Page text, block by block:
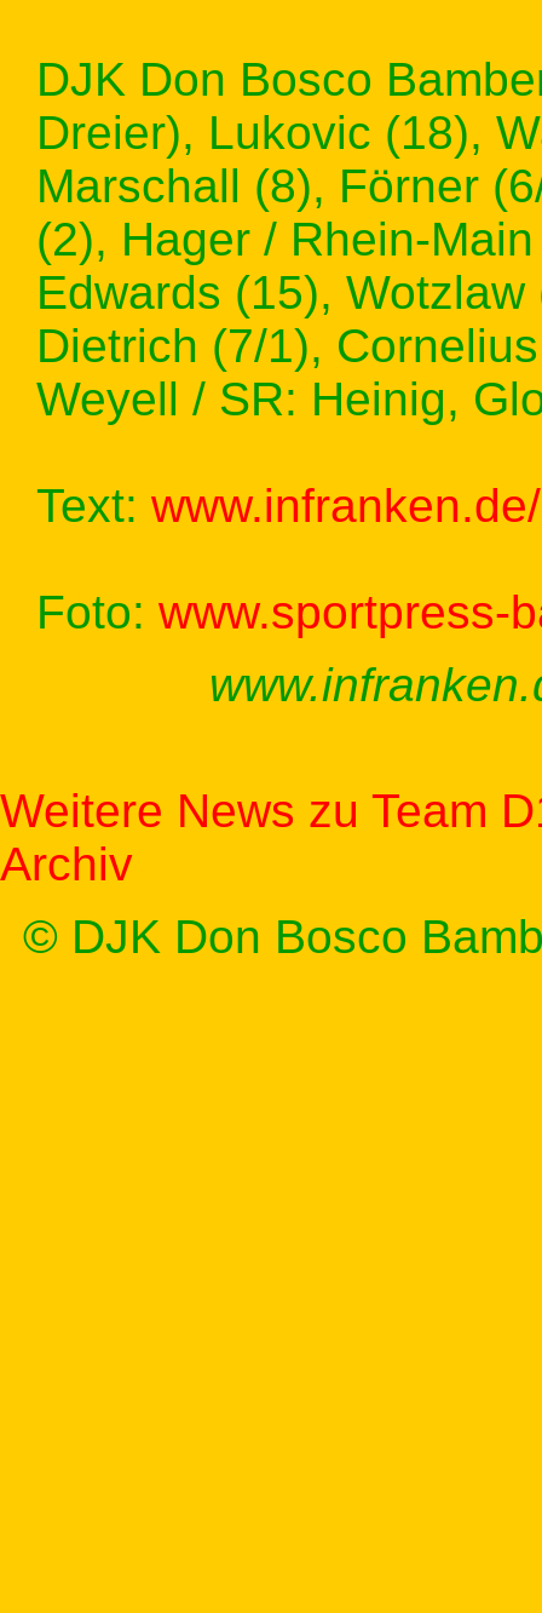
DJK Don Bosco
Dreier), Lukovic (18),
Marschall (8), Förner
(2), Hager / Rhein-
Edwards (15),
Dietrich (7/1),
Weyell / SR: Heinig,
Text:
Foto: www.sportpress-
Weitere News zu Team
Archiv
© DJK Don Bosco